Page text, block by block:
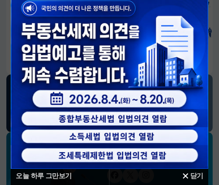
오늘 하루 그만보기 닫기
알림판
국민이 만든 대전환의 길-회복과 도약, 모두의 1년
재정경제부 SNS 소식
블로그페이스북트위터(X)유튜브인스타그램
소통하는 경제 리더 구윤철 장관의
SNS 채널